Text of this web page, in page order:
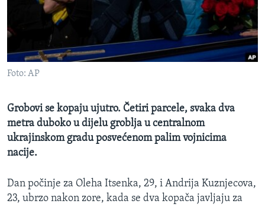
MAGAZIN
O GLASU AMERIKE
Learning English
Jezici
Foto: AP
Grobovi se kopaju ujutro. Četiri parcele, svaka dva
metra duboko u dijelu groblja u centralnom
ukrajinskom gradu posvećenom palim vojnicima
nacije.
Dan počinje za Oleha Itsenka, 29, i Andrija Kuznjecova,
23, ubrzo nakon zore, kada se dva kopača javljaju za